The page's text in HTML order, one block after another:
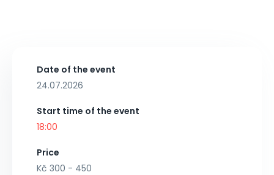
Date of the event
24.07.2026
Start time of the event
18:00
Price
Kč 300 - 450